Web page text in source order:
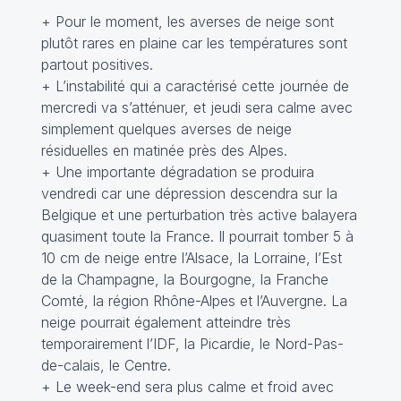
+ Pour le moment, les averses de neige sont
plutôt rares en plaine car les températures sont
partout positives.
+ L’instabilité qui a caractérisé cette journée de
mercredi va s’atténuer, et jeudi sera calme avec
simplement quelques averses de neige
résiduelles en matinée près des Alpes.
+ Une importante dégradation se produira
vendredi car une dépression descendra sur la
Belgique et une perturbation très active balayera
quasiment toute la France. Il pourrait tomber 5 à
10 cm de neige entre l’Alsace, la Lorraine, l’Est
de la Champagne, la Bourgogne, la Franche
Comté, la région Rhône-Alpes et l’Auvergne. La
neige pourrait également atteindre très
temporairement l’IDF, la Picardie, le Nord-Pas-
de-calais, le Centre.
+ Le week-end sera plus calme et froid avec